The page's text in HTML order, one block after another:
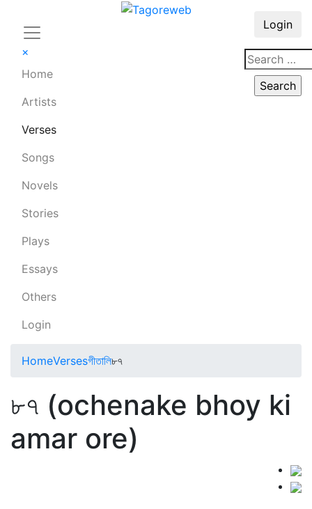
×
Home
Artists
Verses
Songs
Novels
Stories
Plays
Essays
Others
Login
Login
HomeVersesগীতালি৮৭
৮৭ (ochenake bhoy ki
amar ore)